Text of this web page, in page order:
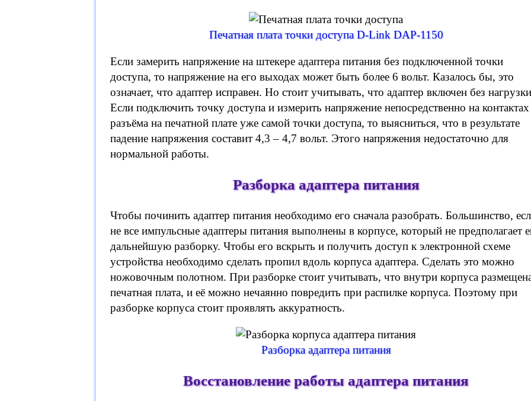
Печатная плата точки доступа D-Link DAP-1150
Если замерить напряжение на штекере адаптера питания без подключенной точки
доступа, то напряжение на его выходах может быть более 6 вольт. Казалось бы, это
означает, что адаптер исправен. Но стоит учитывать, что адаптер включен без
Если подключить точку доступа и измерить напряжение непосредственно на контактах
разъёма на печатной плате уже самой точки доступа, то выясниться, что в результате
падение напряжения составит 4,3 – 4,7 вольт. Этого напряжения недостаточно для
нормальной работы.
Разборка адаптера питания
Чтобы починить адаптер питания необходимо его сначала разобрать. Большинство,
не все импульсные адаптеры питания выполнены в корпусе, который не предполагает
дальнейшую разборку. Чтобы его вскрыть и получить доступ к электронной схеме
устройства необходимо сделать пропил вдоль корпуса адаптера. Сделать это можно
ножовочным полотном. При разборке стоит учитывать, что внутри корпуса
печатная плата, и её можно нечаянно повредить при распилке корпуса. Поэтому при
разборке корпуса стоит проявлять аккуратность.
Разборка адаптера питания
Восстановление работы адаптера питания